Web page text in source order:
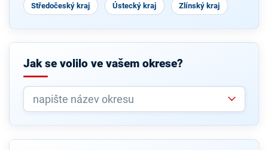
Středočeský kraj Ústecký kraj Zlínský kraj
Jak se volilo ve vašem okrese?